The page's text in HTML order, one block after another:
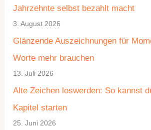
Jahrzehnte selbst bezahlt macht
3. August 2026
Glänzende Auszeichnungen für
Worte mehr brauchen
13. Juli 2026
Alte Zeichen loswerden: So kannst
Kapitel starten
25. Juni 2026
g
o
r
i
i
v